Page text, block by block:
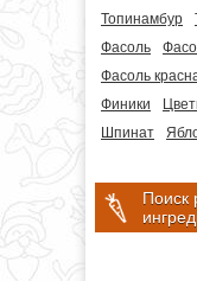
Топинамбур
Фасоль
Фасоль
Финики
Шпинат
Поиск